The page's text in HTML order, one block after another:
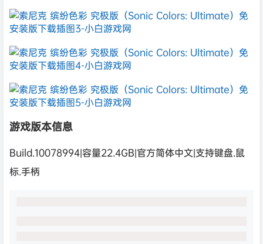
游戏版本信息
Build.10078994|容量22.4GB|官方简体中文|支持键盘.鼠
标.手柄